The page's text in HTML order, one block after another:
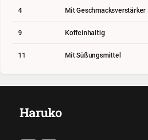
4 Mit Geschmacksverstärker
9 Koffeinhaltig
11 Mit Süßungsmittel
Haruko